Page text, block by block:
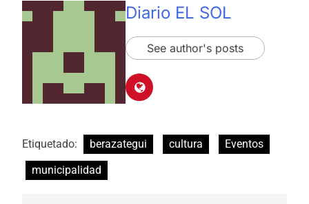
Diario EL SOL
See author's posts
Etiquetado: berazategui cultura
Eventos
municipalidad